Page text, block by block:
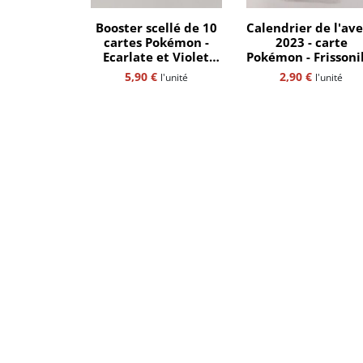
Booster scellé de 10
cartes Pokémon -
Ecarlate et Violet
EV1-
5,90 € l'unité
Calendrier de
2023 - carte
Pokémon -
084/264 - Flocon de
neige
2,90€ l'unité